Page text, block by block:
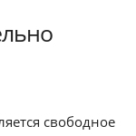
свободное